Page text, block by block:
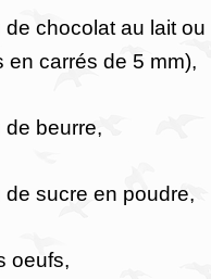
de chocolat au lait
en carrés de 5 mm),
de beurre,
de sucre en poudre,
oeufs,